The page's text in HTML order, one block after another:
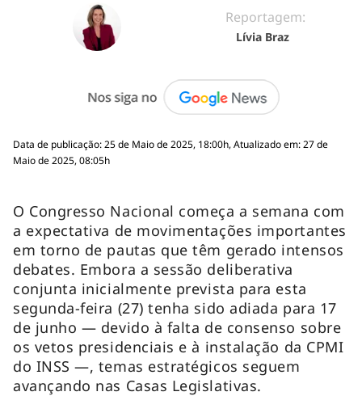
Reportagem:
Lívia Braz
Data de publicação: 25 de Maio de 2025, 18:00h, Atualizado em: 27 de
Maio de 2025, 08:05h
O Congresso Nacional começa a semana com
a expectativa de movimentações importantes
em torno de pautas que têm gerado intensos
debates. Embora a sessão deliberativa
conjunta inicialmente prevista para esta
segunda-feira (27) tenha sido adiada para 17
de junho — devido à falta de consenso sobre
os vetos presidenciais e à instalação da CPMI
do INSS —, temas estratégicos seguem
avançando nas Casas Legislativas.